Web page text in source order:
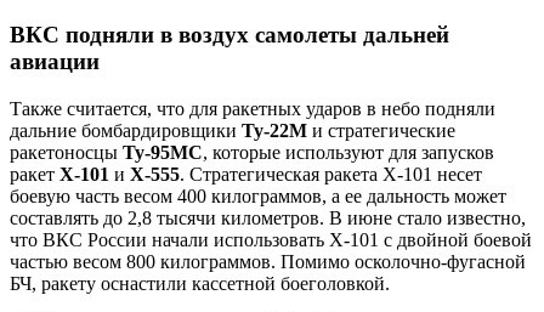
ВКС подняли в воздух самолеты дальней
авиации
Также считается, что для ракетных ударов в небо подняли
дальние бомбардировщики Ту-22М и стратегические
ракетоносцы Ту-95МС, которые используют для запусков
ракет Х-101 и Х-555. Стратегическая ракета Х-101 несет
боевую часть весом 400 килограммов, а ее дальность может
составлять до 2,8 тысячи километров. В июне стало известно,
что ВКС России начали использовать Х-101 с двойной боевой
частью весом 800 килограммов. Помимо осколочно-фугасной
БЧ, ракету оснастили кассетной боеголовкой.